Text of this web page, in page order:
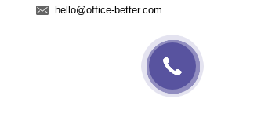
hello@office-better.com